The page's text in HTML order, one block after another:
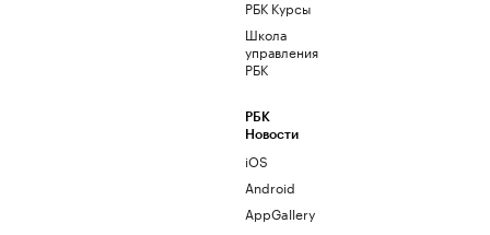
РБК Курсы
Школа
управления
РБК
РБК
Новости
iOS
Android
AppGallery